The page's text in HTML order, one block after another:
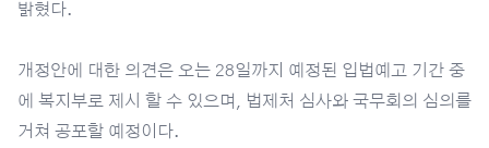
밝혔다.
개정안에 대한 의견은 오는 28일까지 예정된 입법예고 기간 중
에 복지부로 제시 할 수 있으며, 법제처 심사와 국무회의 심의를
거쳐 공포할 예정이다.